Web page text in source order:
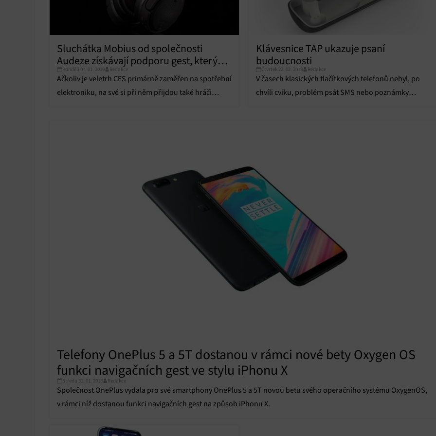
Poskytování a zobrazování reklamy a obsahu, Ukládání a sdělování voleb
Sluchátka Mobius od společnosti
Audeze získávají podporu gest, kterými
bude možné ovládat hry
Pondělí 07. 01. 2019 Redakce
Ačkoliv je veletrh CES primárně zaměřen na spotřební
elektroniku, na své si při něm přijdou také hráči
Klávesnice TAP ukazuje psaní
budoucnosti
Čtvrtek 22. 02. 2018 Redakce
V časech klasických tlačítkových telefonů nebyl, po
chvíli cviku, problém psát SMS nebo poznámky
Telefony OnePlus 5 a 5T dostanou v rámci nové bety Oxygen OS
funkci navigačních gest ve stylu iPhonu X
Středa 31. 01. 2018 Redakce
Společnost OnePlus vydala pro své smartphony OnePlus 5 a 5T novou betu svého operačního systému OxygenOS,
v rámci níž dostanou funkci navigačních gest na způsob iPhonu X.